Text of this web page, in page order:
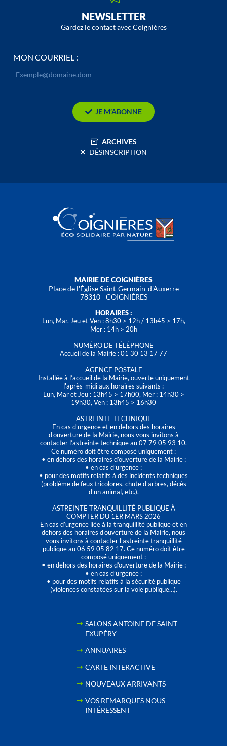
NEWSLETTER
Gardez le contact avec Coignières
MON COURRIEL :
JE M’ABONNE
ARCHIVES
DÉSINSCRIPTION
MAIRIE DE COIGNIÈRES
Place de l'Église Saint-Germain-d'Auxerre
78310 - COIGNIÈRES
HORAIRES :
Lun, Mar, Jeu et Ven : 8h30 > 12h / 13h45 > 17h,
Mer : 14h > 20h
NUMÉRO DE TÉLÉPHONE
Accueil de la Mairie : 01 30 13 17 77
AGENCE POSTALE
Installée à l’accueil de la Mairie, ouverte uniquement
l'après-midi aux horaires suivants :
Lun, Mar et Jeu : 13h45 > 17h00, Mer : 14h30 >
19h30, Ven : 13h45 > 16h30
ASTREINTE TECHNIQUE
En cas d’urgence et en dehors des horaires
d'ouverture de la Mairie, nous vous invitons à
contacter l’astreinte technique au 07 79 05 93 10.
Ce numéro doit être composé uniquement :
• en dehors des horaires d’ouverture de la Mairie ;
• en cas d’urgence ;
• pour des motifs relatifs à des incidents techniques
(problème de feux tricolores, chute d’arbres, décès
d’un animal, etc.).
ASTREINTE TRANQUILLITÉ PUBLIQUE À
COMPTER DU 1ER MARS 2026
En cas d’urgence liée à la tranquillité publique et en
dehors des horaires d'ouverture de la Mairie, nous
vous invitons à contacter l’astreinte tranquillité
publique au 06 59 05 82 17. Ce numéro doit être
composé uniquement :
• en dehors des horaires d’ouverture de la Mairie ;
• en cas d’urgence ;
• pour des motifs relatifs à la sécurité publique
(violences constatées sur la voie publique…).
SALONS ANTOINE DE SAINT-
EXUPÉRY
ANNUAIRES
CARTE INTERACTIVE
NOUVEAUX ARRIVANTS
VOS REMARQUES NOUS
INTÉRESSENT